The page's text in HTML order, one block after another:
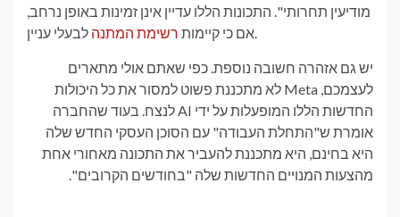
מודיעין תחרותי". התכונות הללו עדיין אינן זמינות באופן נרחב,
אם כי קיימות רשימת המתנה לבעלי עניין.
יש גם אזהרה חשובה נוספת. כפי שאתם אולי מתארים
לעצמכם, Meta לא מתכננת פשוט למסור את כל היכולות
החדשות הללו המופעלות על ידי AI לנצח. בעוד שהחברה
אומרת ש"התחלת העבודה" עם הסוכן העסקי החדש שלה
היא בחינם, היא מתכננת להעביר את התכונה מאחורי אחת
מהצעות המנויים החדשות שלה "בחודשים הקרובים".